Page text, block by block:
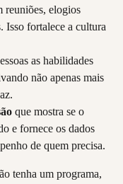
reuniões, elogios
Isso fortalece a cultura
as habilidades
não apenas mais
que mostra se o
e fornece os dados
de quem precisa.
tenha um programa,